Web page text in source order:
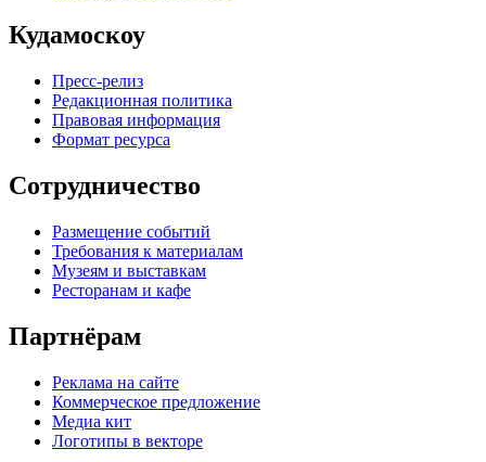
Кудамоскоу
Пресс-релиз
Редакционная политика
Правовая информация
Формат ресурса
Сотрудничество
Размещение событий
Требования к материалам
Музеям и выставкам
Ресторанам и кафе
Партнёрам
Реклама на сайте
Коммерческое предложение
Медиа кит
Логотипы в векторе